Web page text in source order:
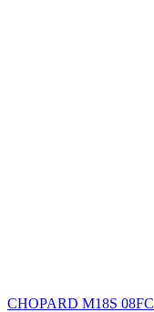
CHOPARD M18S 08FC